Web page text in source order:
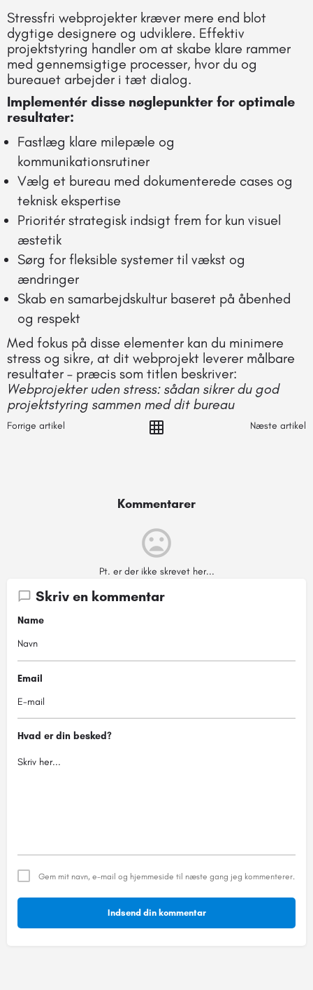
Stressfri webprojekter kræver mere end blot
dygtige designere og udviklere. Effektiv
projektstyring handler om at skabe klare rammer
med gennemsigtige processer, hvor du og
bureauet arbejder i tæt dialog.
Implementér disse nøglepunkter for optimale
resultater:
Fastlæg klare milepæle og
kommunikationsrutiner
Vælg et bureau med dokumenterede cases og
teknisk ekspertise
Prioritér strategisk indsigt frem for kun visuel
æstetik
Sørg for fleksible systemer til vækst og
ændringer
Skab en samarbejdskultur baseret på åbenhed
og respekt
Med fokus på disse elementer kan du minimere
stress og sikre, at dit webprojekt leverer målbare
resultater – præcis som titlen beskriver:
Webprojekter uden stress: sådan sikrer du god
projektstyring sammen med dit bureau
Forrige artikel Næste artikel
Kommentarer
Pt. er der ikke skrevet her...
Skriv en kommentar
Name
Email
Hvad er din besked?
Gem mit navn, e-mail og hjemmeside til næste gang jeg kommenterer.
Indsend din kommentar